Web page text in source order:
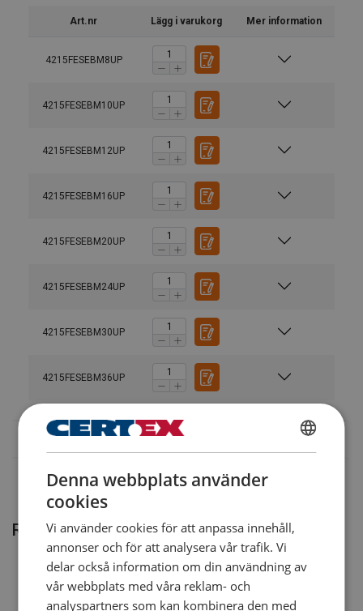
Art.nr Lägg i varukorg Mer information
4215FESEBM8UP
4215FESEBM10UP
4215FESEBM12UP
4215FESEBM16UP
4215FESEBM20UP
4215FESEBM24UP
4215FESEBM30UP
4215FESEBM36UP
Märkning:
Standard:
med undantag för klass/WLL (maxlast).
Säkerhetsfaktor:
Bruksanvisning
Codipro-Swivel-Lifting-Rings-Instruction-Manual-ML-
Codipro-Female-Swivel-Eye-Bolt-FE-SEB-UP-DoC-
Relaterade produkter
SWEDISH
ENGLISH TRANSLATION
Denna webbplats använder
cookies
Vi använder cookies för att anpassa innehåll,
annonser och för att analysera vår trafik. Vi
delar också information om din användning av
vår webbplats med våra reklam- och
analyspartners som kan kombinera den med